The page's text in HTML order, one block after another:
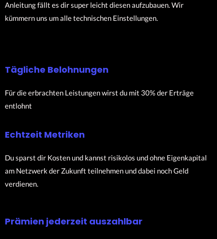
Anleitung fällt es dir super leicht diesen aufzubauen. Wir
kümmern uns um alle technischen Einstellungen.
Tägliche Belohnungen
Für die erbrachten Leistungen wirst du mit 30% der Erträge
entlohnt
Echtzeit Metriken
Du sparst dir Kosten und kannst risikolos und ohne Eigenkapital
am Netzwerk der Zukunft teilnehmen und dabei noch Geld
verdienen.
Prämien jederzeit auszahlbar